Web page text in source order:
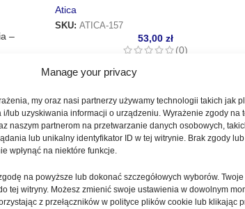
Manage your privacy
my oraz nasi partnerzy używamy technologii takich jak
lub uzyskiwania informacji o urządzeniu. Wyrażenie zgody na
naszym partnerom na przetwarzanie danych osobowych,
lub unikalny identyfikator ID w tej witrynie. Brak zgody
wpłynąć na niektóre funkcje.
na powyższe lub dokonać szczegółowych wyborów.
tej witryny. Możesz zmienić swoje ustawienia w dowolnym
z przełączników w polityce plików cookie lub klikając
–
Atica
SKU: ATICA-157
53,00 zł
(0)
Tipsy do przedłużania
rozwiązanie stosowane w stylizacji i
i estetyczne wykonanie stylizacji zarówno w
w aplikacji, dobrze dopasowują się do naturalnej